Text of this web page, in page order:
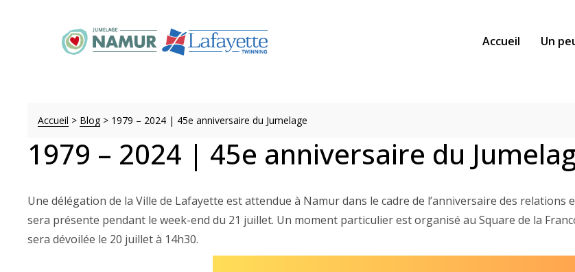
Accueil Un
Accueil > Blog> 1979 – 2024 | 45e anniversaire du Jumelage
1979 – 2024 | 45e anniversaire du
Une délégation de la Ville de Lafayette est attendue à Namur dans le cadre de l’anniversaire des
sera présente pendant le week-end du 21 juillet. Un moment particulier est organisé au Square de la
sera dévoilée le 20 juillet à 14h30.